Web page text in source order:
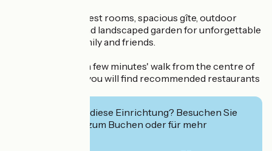
Enjoy our cosy guest rooms, spacious gîte, outdoor
swimming pool and landscaped garden for unforgettable
moments with family and friends.
Our house is just a few minutes' walk from the centre of
Cormatin, where you will find recommended restaurants
Interessiert Sie diese Einrichtung? Besuchen Sie
deren Website zum Buchen oder für mehr